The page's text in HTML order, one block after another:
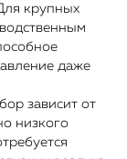
крупных
даже
зависит от
низкого